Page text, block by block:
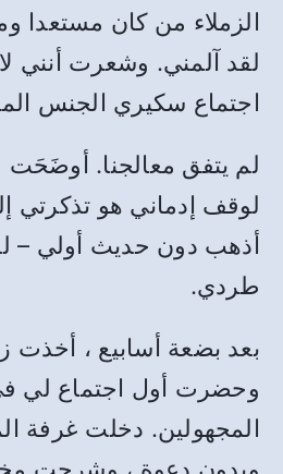
الزملاء من كان مستعدا
لقد آلمني. وشعرت أنني
اجتماع سكيري الجنس
لم يتفق معالجنا. أوضَحَت
أذهب دون حديث أولي –
طردي.
بعد بضعة أسابيع ، أخذت
وحضرت أول اجتماع لي
المجهولين. دخلت غرفة